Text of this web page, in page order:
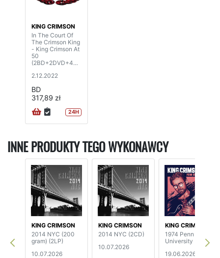
KING CRIMSON
In The Court Of
The Crimson King
- King Crimson At
50
(2BD+2DVD+4C
2.12.2022
BD
317,89 zł
24H
INNE PRODUKTY TEGO WYKONAWCY
KING CRIMSON
2014 NYC (200
gram) (2LP)
10.07.2026
KING CRIMSON
2014 NYC (2CD)
10.07.2026
KING CRIMSON
1974 Penn State
University
19.06.2026